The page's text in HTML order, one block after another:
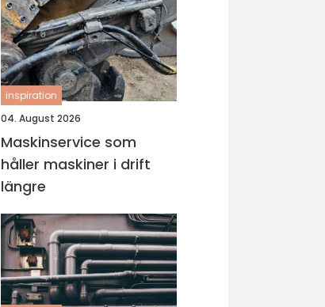
inspiration
04. August 2026
Maskinservice som
håller maskiner i drift
längre